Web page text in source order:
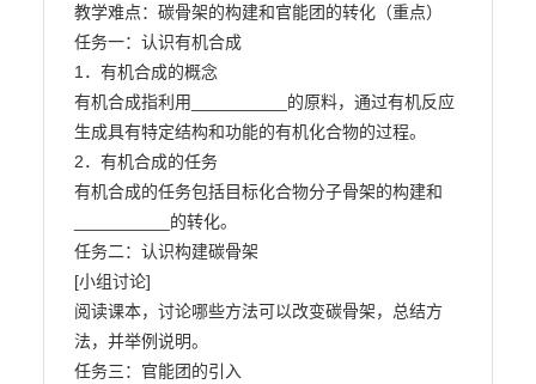
教学难点：碳骨架的构建和官能团的转化（重点）
任务一：认识有机合成
1．有机合成的概念
有机合成指利用__________的原料，通过有机反应
生成具有特定结构和功能的有机化合物的过程。
2．有机合成的任务
有机合成的任务包括目标化合物分子骨架的构建和
__________的转化。
任务二：认识构建碳骨架
[小组讨论]
阅读课本，讨论哪些方法可以改变碳骨架，总结方
法，并举例说明。
任务三：官能团的引入